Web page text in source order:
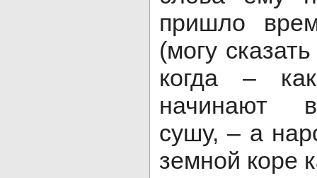
пришло
(могу
когда –
начинают
сушу, – а
земной коре